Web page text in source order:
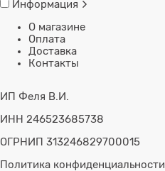
Информация
О магазине
Оплата
Доставка
Контакты
ИП Феля В.И.
ИНН 246523685738
ОГРНИП 313246829700015
Политика конфиденциальности